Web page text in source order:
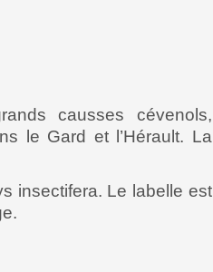
causses cévenols,
le Gard et l’Hérault. La
insectifera. Le labelle est